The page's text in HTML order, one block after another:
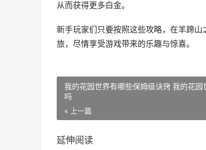
从而获得更多白金。
新手玩家们只要按照这些攻略，在羊蹄
旅，尽情享受游戏带来的乐趣与惊喜。
我的花园世界有哪些保姆级诀窍 我的花园
吗
« 上一篇
延伸阅读